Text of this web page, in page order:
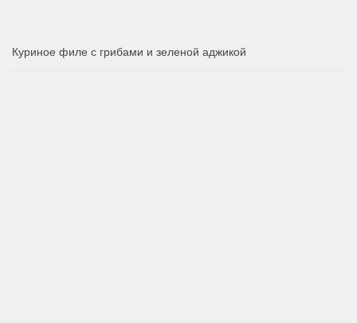
Куриное филе с грибами и зеленой аджикой